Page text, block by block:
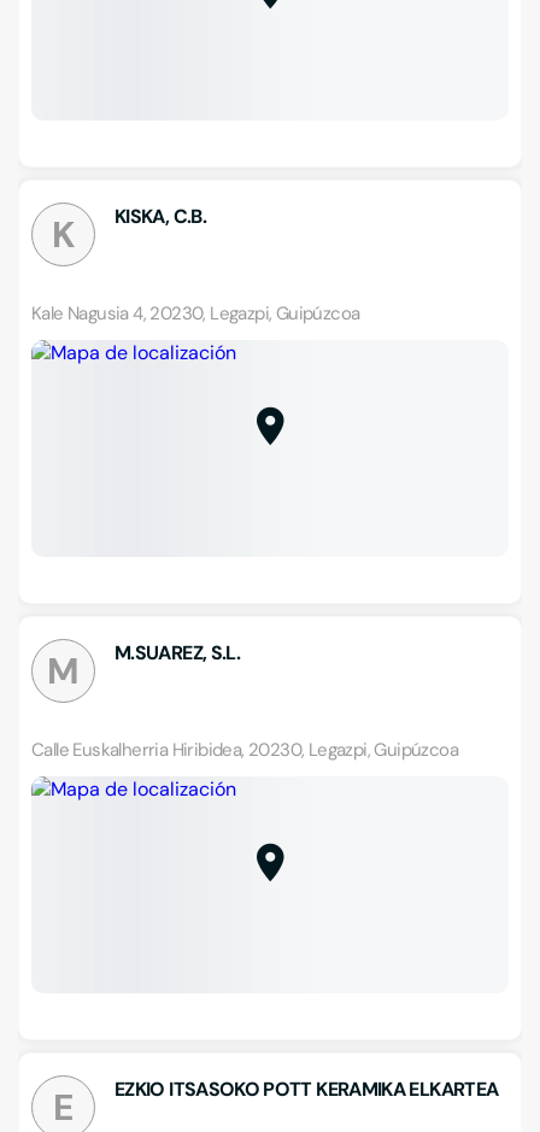
K KISKA, C.B.
Kale Nagusia 4, 20230, Legazpi, Guipúzcoa
M M.SUAREZ, S.L.
Calle Euskalherria Hiribidea, 20230, Legazpi, Guipúzcoa
E EZKIO ITSASOKO POTT KERAMIKA ELKARTEA